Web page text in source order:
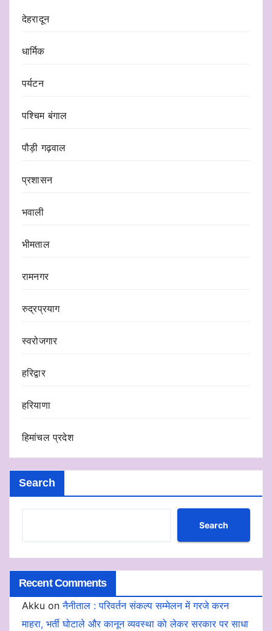
देहरादून
धार्मिक
पर्यटन
पश्चिम बंगाल
पौड़ी गढ़वाल
प्रशासन
भवाली
भीमताल
रामनगर
रुद्रप्रयाग
स्वरोजगार
हरिद्वार
हरियाणा
हिमांचल प्रदेश
Search
Search
Recent Comments
Akku onनैनीताल : परिवर्तन संकल्प सम्मेलन में गरजे करन
माहरा, भर्ती घोटाले और कानून व्यवस्था को लेकर सरकार पर साधा